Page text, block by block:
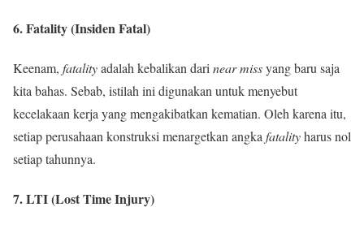
6. Fatality (Insiden Fatal)
Keenam, fatalityadalah kebalikan dari near missyang baru saja
kita bahas. Sebab, istilah ini digunakan untuk menyebut
kecelakaan kerja yang mengakibatkan kematian. Oleh karena itu,
setiap perusahaan konstruksi menargetkan angka fatalityharus nol
setiap tahunnya.
7. LTI (Lost Time Injury)